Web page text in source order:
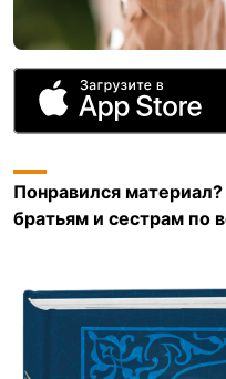
Понравился
братьям и сестрам по